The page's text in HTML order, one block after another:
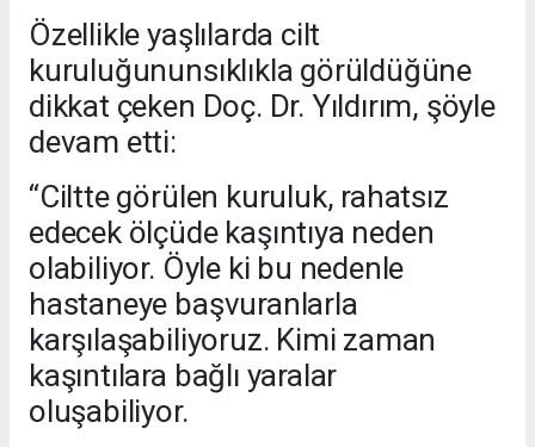
Özellikle yaşlılarda cilt
kuruluğununsıklıkla görüldüğüne
dikkat çeken Doç. Dr. Yıldırım, şöyle
devam etti:
“Ciltte görülen kuruluk, rahatsız
edecek ölçüde kaşıntıya neden
olabiliyor. Öyle ki bu nedenle
hastaneye başvuranlarla
karşılaşabiliyoruz. Kimi zaman
kaşıntılara bağlı yaralar
oluşabiliyor.